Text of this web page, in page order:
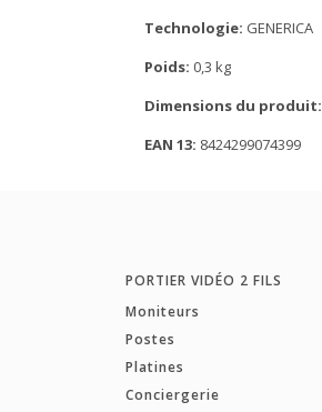
Technologie: GENERICA
Poids: 0,3 kg
Dimensions du produit:
EAN 13: 8424299074399
PORTIER VIDÉO 2 FILS
Moniteurs
Postes
Platines
Conciergerie